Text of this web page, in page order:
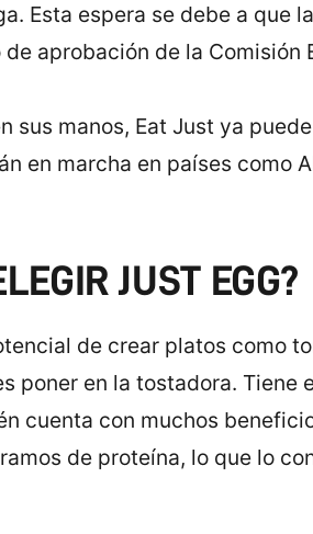
Esta espera se debe a que
aprobación de la Comisión
sus manos, Eat Just ya
en marcha en países como
JUST EGG?
de crear platos como
poner en la tostadora.
cuenta con muchos
de proteína, lo que lo